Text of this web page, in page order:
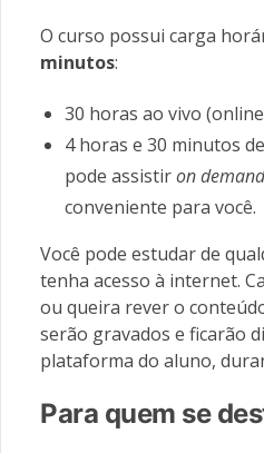
O curso possui carga
minutos:
30 horas ao vivo
4 horas e 30 minutos
pode assistiron demand
conveniente para você.
Você pode estudar de
tenha acesso à internet.
ou queira rever o
serão gravados e ficarão
plataforma do aluno,
Para quem se